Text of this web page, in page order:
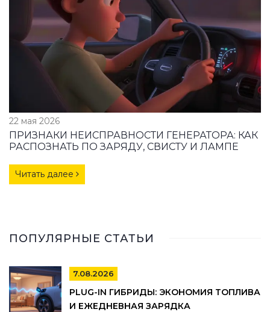
22 мая 2026
ПРИЗНАКИ НЕИСПРАВНОСТИ ГЕНЕРАТОРА: КАК
РАСПОЗНАТЬ ПО ЗАРЯДУ, СВИСТУ И ЛАМПЕ
Читать далее
ПОПУЛЯРНЫЕ СТАТЬИ
7.08.2026
PLUG-IN ГИБРИДЫ: ЭКОНОМИЯ ТОПЛИВА
И ЕЖЕДНЕВНАЯ ЗАРЯДКА